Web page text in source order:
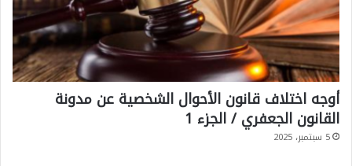
ن
ا
أوجه اختلاف قانون الأحوال الشخصية عن مدونة
القانون الجعفري / الجزء 1
5 سبتمبر، 2025